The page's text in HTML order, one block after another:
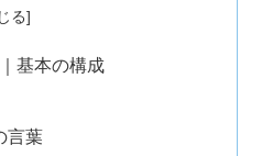
基本の構成
言葉